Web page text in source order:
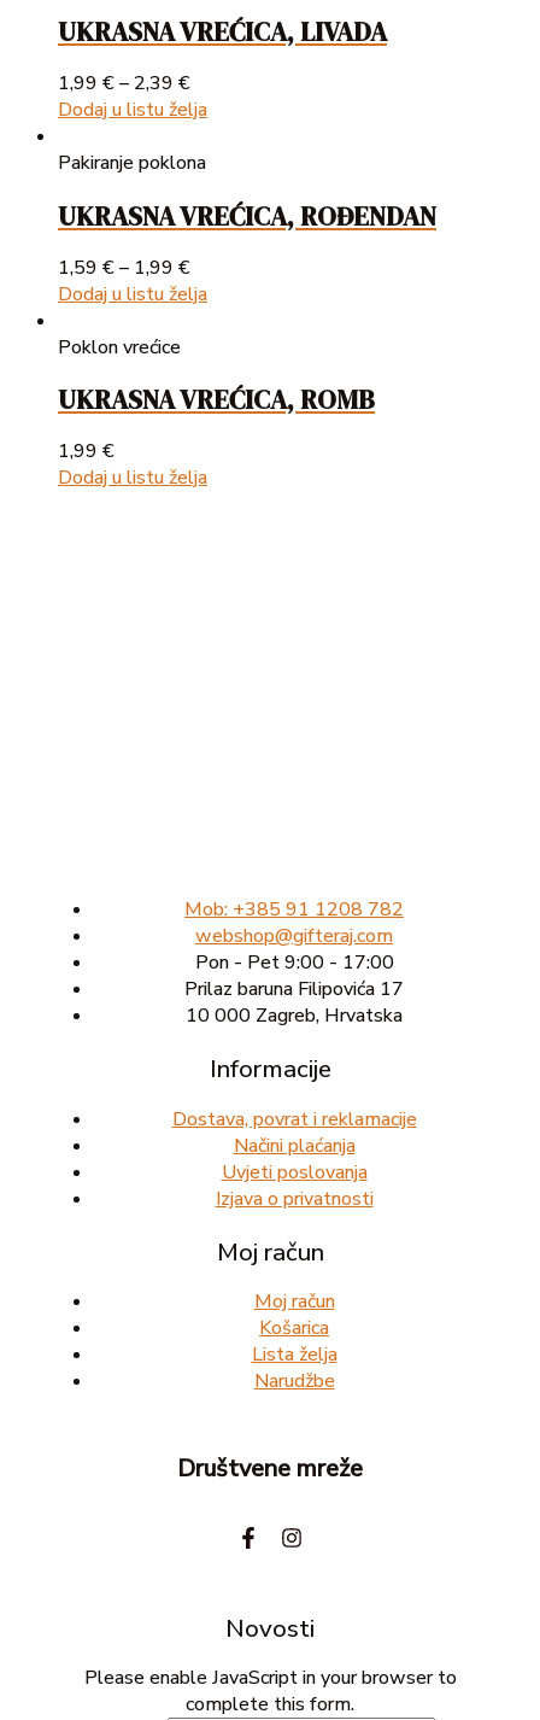
UKRASNA VREĆICA, LIVADA
1,99 €– 2,39 €
Dodaj u listu želja
Pakiranje poklona
UKRASNA VREĆICA, ROĐENDAN
1,59 €– 1,99 €
Dodaj u listu želja
Poklon vrećice
UKRASNA VREĆICA, ROMB
1,99 €
Dodaj u listu želja
Mob: +385 91 1208 782
webshop@gifteraj.com
Pon - Pet 9:00 - 17:00
Prilaz baruna Filipovića 17
10 000 Zagreb, Hrvatska
Informacije
Dostava, povrat i reklamacije
Načini plaćanja
Uvjeti poslovanja
Izjava o privatnosti
Moj račun
Moj račun
Košarica
Lista želja
Narudžbe
Društvene mreže
Novosti
Please enable JavaScript in your browser to
complete this form.